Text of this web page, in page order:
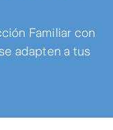
Familiar con
adapten a tus